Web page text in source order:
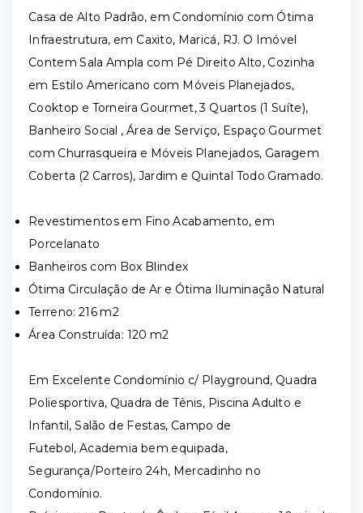
Casa de Alto Padrão, em Condomínio com Ótima
Infraestrutura, em Caxito, Maricá, RJ. O Imóvel
Contem Sala Ampla com Pé Direito Alto, Cozinha
em Estilo Americano com Móveis Planejados,
Cooktop e Torneira Gourmet, 3 Quartos (1 Suíte),
Banheiro Social , Área de Serviço, Espaço Gourmet
com Churrasqueira e Móveis Planejados, Garagem
Coberta (2 Carros), Jardim e Quintal Todo Gramado.
Revestimentos em Fino Acabamento, em
Porcelanato
Banheiros com Box Blindex
Ótima Circulação de Ar e Ótima Iluminação Natural
Terreno: 216 m2
Área Construída: 120 m2
Em Excelente Condomínio c/ Playground, Quadra
Poliesportiva, Quadra de Tênis, Piscina Adulto e
Infantil, Salão de Festas, Campo de
Futebol, Academia bem equipada,
Segurança/Porteiro 24h, Mercadinho no
Condomínio.